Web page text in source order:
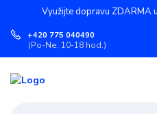
Využijte dopravu ZDARMA
+420 775 040490
(Po-Ne, 10-18 hod.)